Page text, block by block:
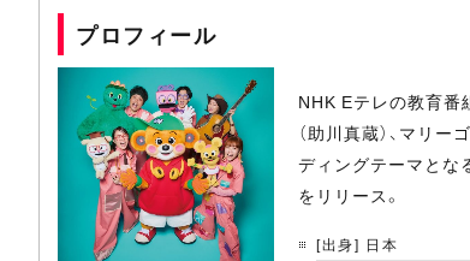
プロフィール
NHK Eテレの教育番
（助川真蔵）、マリ
ディングテーマとな
をリリース。
[出身] 日本